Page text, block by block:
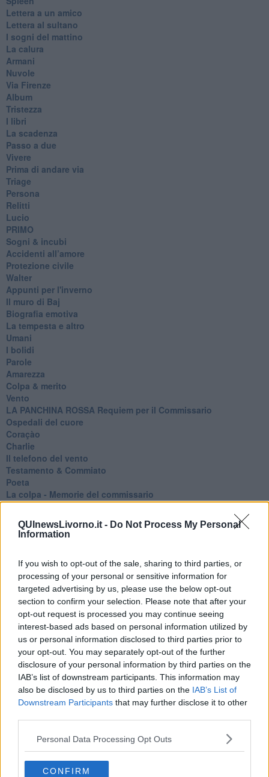
QUInewsLivorno.it - Do Not Process My Personal
Information
If you wish to opt-out of the sale, sharing to third parties, or
processing of your personal or sensitive information for
targeted advertising by us, please use the below opt-out
section to confirm your selection. Please note that after your
opt-out request is processed you may continue seeing
interest-based ads based on personal information utilized by
us or personal information disclosed to third parties prior to
your opt-out. You may separately opt-out of the further
disclosure of your personal information by third parties on the
IAB’s list of downstream participants. This information may
also be disclosed by us to third parties on the IAB’s List of
Downstream Participants that may further disclose it to other
Personal Data Processing Opt Outs
CONFIRM
Lettera a un amico
Lettera al sultano
I sogni del mattino
La calura
Armani
Nuvole
Via Firenze
Album
Tristezza
I libri
La scadenza
Passo a due
Vivere
Prima di andare via
Triage
Persona
Relitti
Lucio
PRIMO
Sogni & incubi
Accidenti all’amore
Protezione civile
Walter
Appunti per l'inverno
Il muro di Baj
Biografia emotiva
La tempesta e altro
Umani
I bolidi
Parole
Amarezza
Colpa & merito
Vento
​LA PANCHINA ROSSA Requiem per il Commissario
Ospedali del cuore
Coraçào
Charlie
Il telefono del vento
Testamento & Commiato
Poeta
​La colpa - Memorie del commissario
Autunno
Gracias a la vida
Somnium
O sonho de um prisioneiro
Memòrias
Sto qui
Scrivi
Bestiario
Pillole
Veglia
​“D” come delitto
Belle lettere
25 Aprile
Todo el bien, todo el mal
Le parole
​L’Australiana
Vita & morte